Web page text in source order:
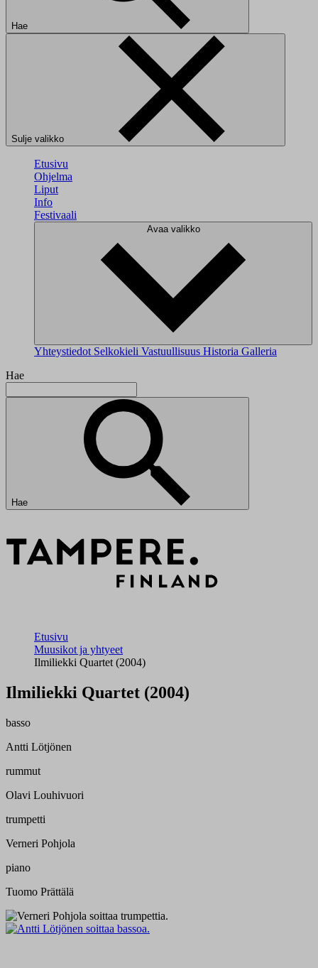
Hae
Sulje valikko
Etusivu
Ohjelma
Liput
Info
Festivaali
Avaa valikko
Yhteystiedot Selkokieli Vastuullisuus Historia Galleria
Hae
Hae
Etusivu
Muusikot ja yhtyeet
Ilmiliekki Quartet (2004)
Ilmiliekki Quartet (2004)
basso
Antti Lötjönen
rummut
Olavi Louhivuori
trumpetti
Verneri Pohjola
piano
Tuomo Prättälä